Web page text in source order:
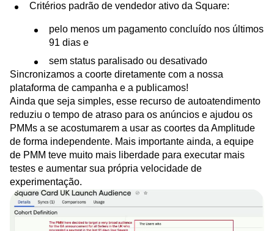
Critérios padrão de vendedor ativo da Square:
pelo menos um pagamento concluído nos últimos
91 dias e
sem status paralisado ou desativado
Sincronizamos a coorte diretamente com a nossa
plataforma de campanha e a publicamos!
Ainda que seja simples, esse recurso de autoatendimento
reduziu o tempo de atraso para os anúncios e ajudou os
PMMs a se acostumarem a usar as coortes da Amplitude
de forma independente. Mais importante ainda, a equipe
de PMM teve muito mais liberdade para executar mais
testes e aumentar sua própria velocidade de
experimentação.